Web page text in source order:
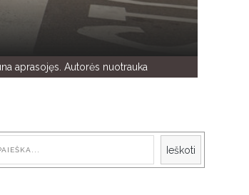
aprasojęs. Autorės nuotrauka
Ieškoti